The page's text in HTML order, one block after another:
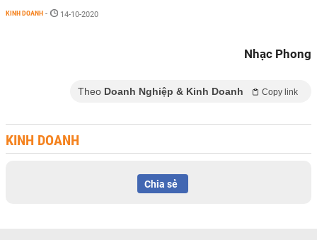
KINH DOANH - 14-10-2020
Nhạc Phong
Theo Doanh Nghiệp & Kinh Doanh Copy link
KINH DOANH
Chia sẻ